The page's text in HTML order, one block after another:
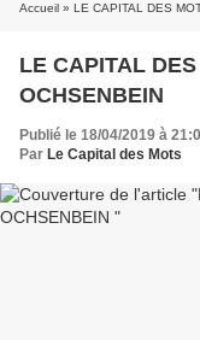
Accueil » LE CAPITAL DES
LE CAPITAL
OCHSENBEIN
Publié le 18/04/2019 à
Par Le Capital des Mots